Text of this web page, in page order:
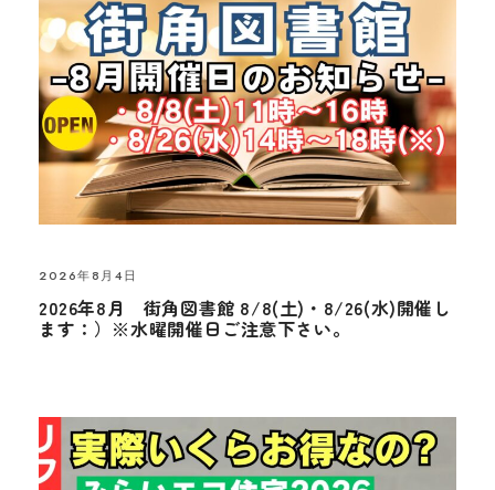
2026年8月4日
2026年8月 街角図書館 8/8(土)・8/26(水)開催し
ます：）※水曜開催日ご注意下さい。